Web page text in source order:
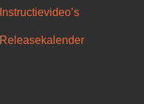
Instructievideo’s
Releasekalender